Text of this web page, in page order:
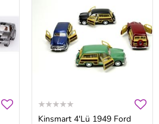
Kinsmart 4'Lü 1949 Ford